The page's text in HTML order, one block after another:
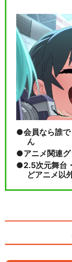
会員なら誰
ん
アニメ関連
2.5次元舞台
どアニメ以